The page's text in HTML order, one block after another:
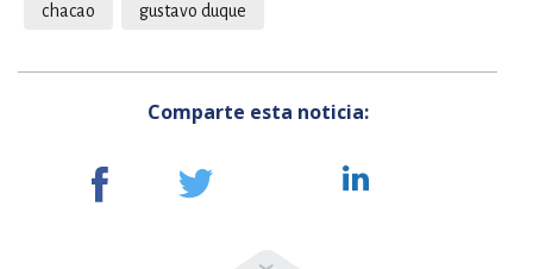
chacao gustavo duque
Comparte esta noticia: